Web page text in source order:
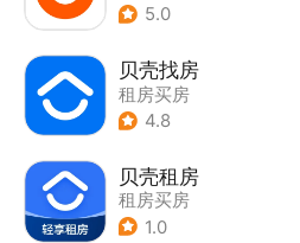
5.0
贝壳找房
租房买房
4.8
贝壳租房
租房买房
1.0